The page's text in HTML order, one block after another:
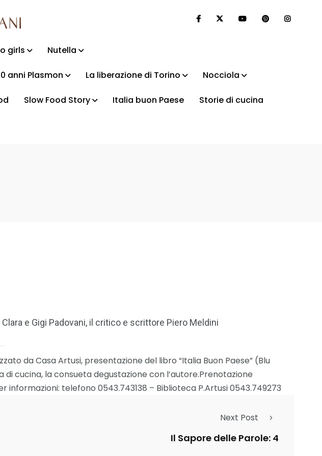
girls Nutella
anni Plasmon La liberazione di Torino Nocciola
Slow Food Story Italia buon Paese Storie di cucina
e Gigi Padovani, il critico e scrittore Piero Meldini
da Casa Artusi, presentazione del libro “Italia Buon Paese” (Blu
di cucina, la consueta degustazione con l’autore.Prenotazione
telefono 0543.743138 – Biblioteca P.Artusi 0543.749273
Next Post
Il Sapore delle Parole: 4